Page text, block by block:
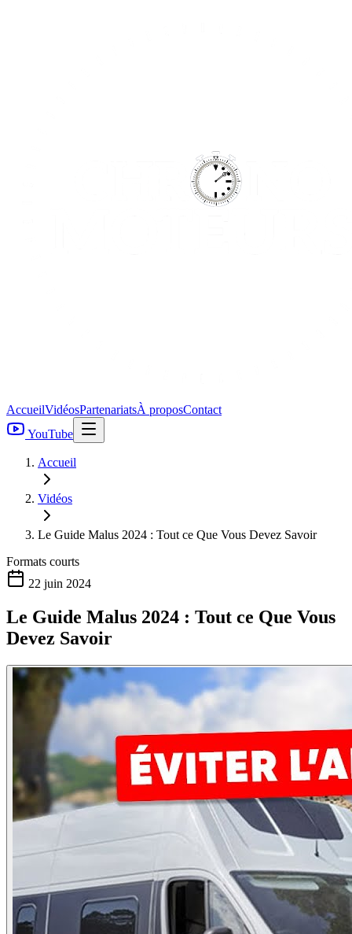
AccueilVidéosPartenariatsÀ proposContact
YouTube
Accueil
Vidéos
Le Guide Malus 2024 : Tout ce Que Vous Devez Savoir
Formats courts
22 juin 2024
Le Guide Malus 2024 : Tout ce Que Vous
Devez Savoir